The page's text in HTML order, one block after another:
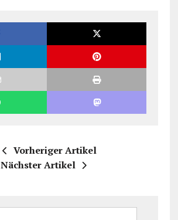
Vorheriger Artikel
Nächster Artikel